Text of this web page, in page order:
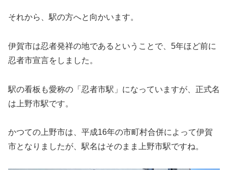
それから、駅の方へと向かいます。
伊賀市は忍者発祥の地であるということで、5年ほど前に
忍者市宣言をしました。
駅の看板も愛称の「忍者市駅」になっていますが、正式名
は上野市駅です。
かつての上野市は、平成16年の市町村合併によって伊賀
市となりましたが、駅名はそのまま上野市駅ですね。